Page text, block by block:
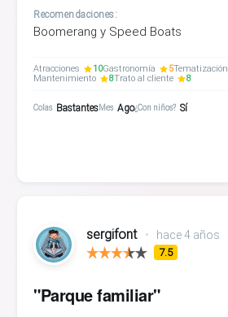
Recomendaciones:
Boomerang y Speed Boats
Atracciones 10Gastronomía 5Tematización
Mantenimiento
8Trato al cliente 8
Colas BastantesMes Ago¿Con niños? Sí
sergifont • hace 4 años
7.5
"Parque familiar"